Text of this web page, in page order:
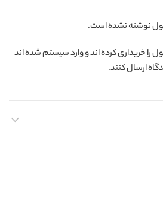
نوشته نشده است.
خریداری کرده اند و وارد سیستم شده اند
ارسال کنند.